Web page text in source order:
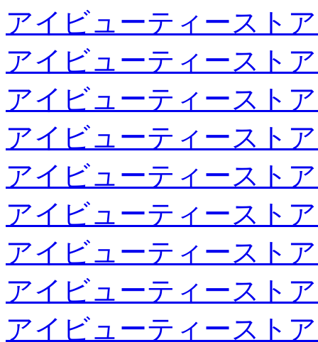
アイビューティースト
アイビューティースト
アイビューティースト
アイビューティースト
アイビューティースト
アイビューティースト
アイビューティースト
アイビューティースト
アイビューティースト